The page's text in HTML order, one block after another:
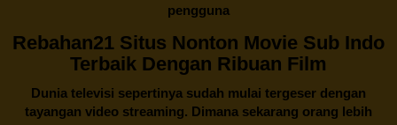
pengguna
Rebahan21 Situs Nonton Movie Sub Indo
Terbaik Dengan Ribuan Film
Dunia televisi sepertinya sudah mulai tergeser dengan
tayangan video streaming. Dimana sekarang orang lebih